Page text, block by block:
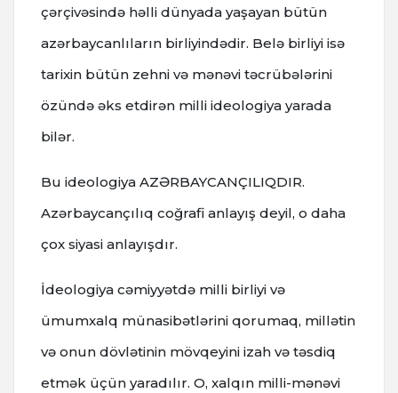
çərçivəsində həlli dünyada yaşayan bütün
azərbaycanlıların birliyindədir. Belə birliyi isə
tarixin bütün zehni və mənəvi təcrübələrini
özündə əks etdirən milli ideologiya yarada
bilər.
Bu ideologiya AZƏRBAYCANÇILIQDIR.
Azərbaycançılıq coğrafi anlayış deyil, o daha
çox siyasi anlayışdır.
İdeologiya cəmiyyətdə milli birliyi və
ümumxalq münasibətlərini qorumaq, millətin
və onun dövlətinin mövqeyini izah və təsdiq
etmək üçün yaradılır. O, xalqın milli-mənəvi